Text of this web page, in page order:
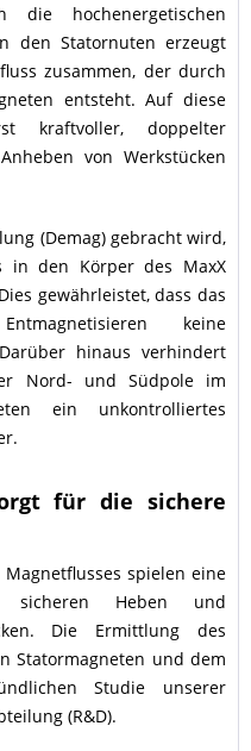
die hochenergetischen
den Statornuten erzeugt
zusammen, der durch
entsteht. Auf diese
kraftvoller, doppelter
von Werkstücken
(Demag) gebracht wird,
in den Körper des MaxX
gewährleistet, dass das
keine
hinaus verhindert
Nord- und Südpole im
ein unkontrolliertes
für die sichere
spielen eine
sicheren Heben und
Die Ermittlung des
Statormagneten und dem
Studie unserer
(R&D).